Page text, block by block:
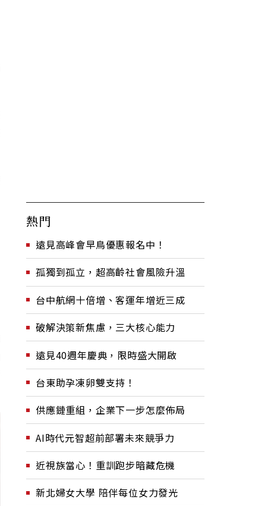
熱門
遠見高峰會早鳥優惠報名中！
孤獨到孤立，超高齡社會風險升溫
台中航網十倍增、客運年增近三成
破解決策新焦慮，三大核心能力
遠見40週年慶典，限時盛大開啟
台東助孕凍卵雙支持！
供應鏈重組，企業下一步怎麼佈局
AI時代元智超前部署未來競爭力
近視族當心！重訓跑步暗藏危機
新北婦女大學 陪伴每位女力發光